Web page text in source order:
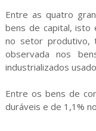
Entre as quatro
bens de capital, isto
no setor produtivo,
observada nos
industrializados
Entre os bens de
duráveis e de 1,1%